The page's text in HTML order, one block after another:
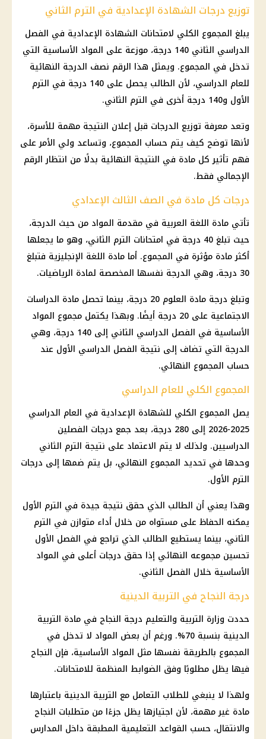
توزيع درجات الشهادة الإعدادية في الترم الثاني
يبلغ المجموع الكلي لامتحانات الشهادة الإعدادية في الفصل
الدراسي الثاني 140 درجة، موزعة على المواد الأساسية التي
تدخل في المجموع. ويمثل هذا الرقم نصف الدرجة النهائية
للعام الدراسي، لأن الطالب يحصل على 140 درجة في الترم
الأول و140 درجة أخرى في الترم الثاني.
وتعد معرفة توزيع الدرجات قبل إعلان النتيجة مهمة للأسرة،
لأنها توضح كيف يتم حساب المجموع، وتساعد ولي الأمر على
فهم تأثير كل مادة في النتيجة النهائية بدلًا من انتظار الرقم
الإجمالي فقط.
درجات كل مادة في الصف الثالث الإعدادي
تأتي مادة اللغة العربية في مقدمة المواد من حيث الدرجة،
حيث تبلغ 40 درجة في امتحانات الترم الثاني، وهو ما يجعلها
أكثر مادة مؤثرة في المجموع. أما مادة اللغة الإنجليزية فتبلغ
30 درجة، وهي الدرجة نفسها المخصصة لمادة الرياضيات.
وتبلغ درجة مادة العلوم 20 درجة، بينما تحصل مادة الدراسات
الاجتماعية على 20 درجة أيضًا. وبهذا يكتمل مجموع المواد
الأساسية في الفصل الدراسي الثاني إلى 140 درجة، وهي
الدرجة التي تضاف إلى نتيجة الفصل الدراسي الأول عند
حساب المجموع النهائي.
المجموع الكلي للعام الدراسي
يصل المجموع الكلي للشهادة الإعدادية في العام الدراسي
2025-2026 إلى 280 درجة، بعد جمع درجات الفصلين
الدراسيين. ولذلك لا يتم الاعتماد على نتيجة الترم الثاني
وحدها في تحديد المجموع النهائي، بل يتم ضمها إلى درجات
الترم الأول.
وهذا يعني أن الطالب الذي حقق نتيجة جيدة في الترم الأول
يمكنه الحفاظ على مستواه من خلال أداء متوازن في الترم
الثاني، بينما يستطيع الطالب الذي تراجع في الفصل الأول
تحسين مجموعه النهائي إذا حقق درجات أعلى في المواد
الأساسية خلال الفصل الثاني.
درجة النجاح في التربية الدينية
حددت وزارة التربية والتعليم درجة النجاح في مادة التربية
الدينية بنسبة 70%. ورغم أن بعض المواد لا تدخل في
المجموع بالطريقة نفسها مثل المواد الأساسية، فإن النجاح
فيها يظل مطلوبًا وفق الضوابط المنظمة للامتحانات.
ولهذا لا ينبغي للطلاب التعامل مع التربية الدينية باعتبارها
مادة غير مهمة، لأن اجتيازها يظل جزءًا من متطلبات النجاح
والانتقال، حسب القواعد التعليمية المطبقة داخل المدارس